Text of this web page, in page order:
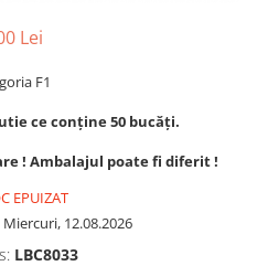
Lei
F1
ce conține 50 bucăți.
! Ambalajul poate fi diferit !
EPUIZAT
Miercuri, 12.08.2026
LBC8033